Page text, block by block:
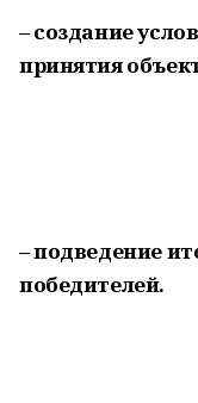
– создание
принятия
– подведение
победителей.